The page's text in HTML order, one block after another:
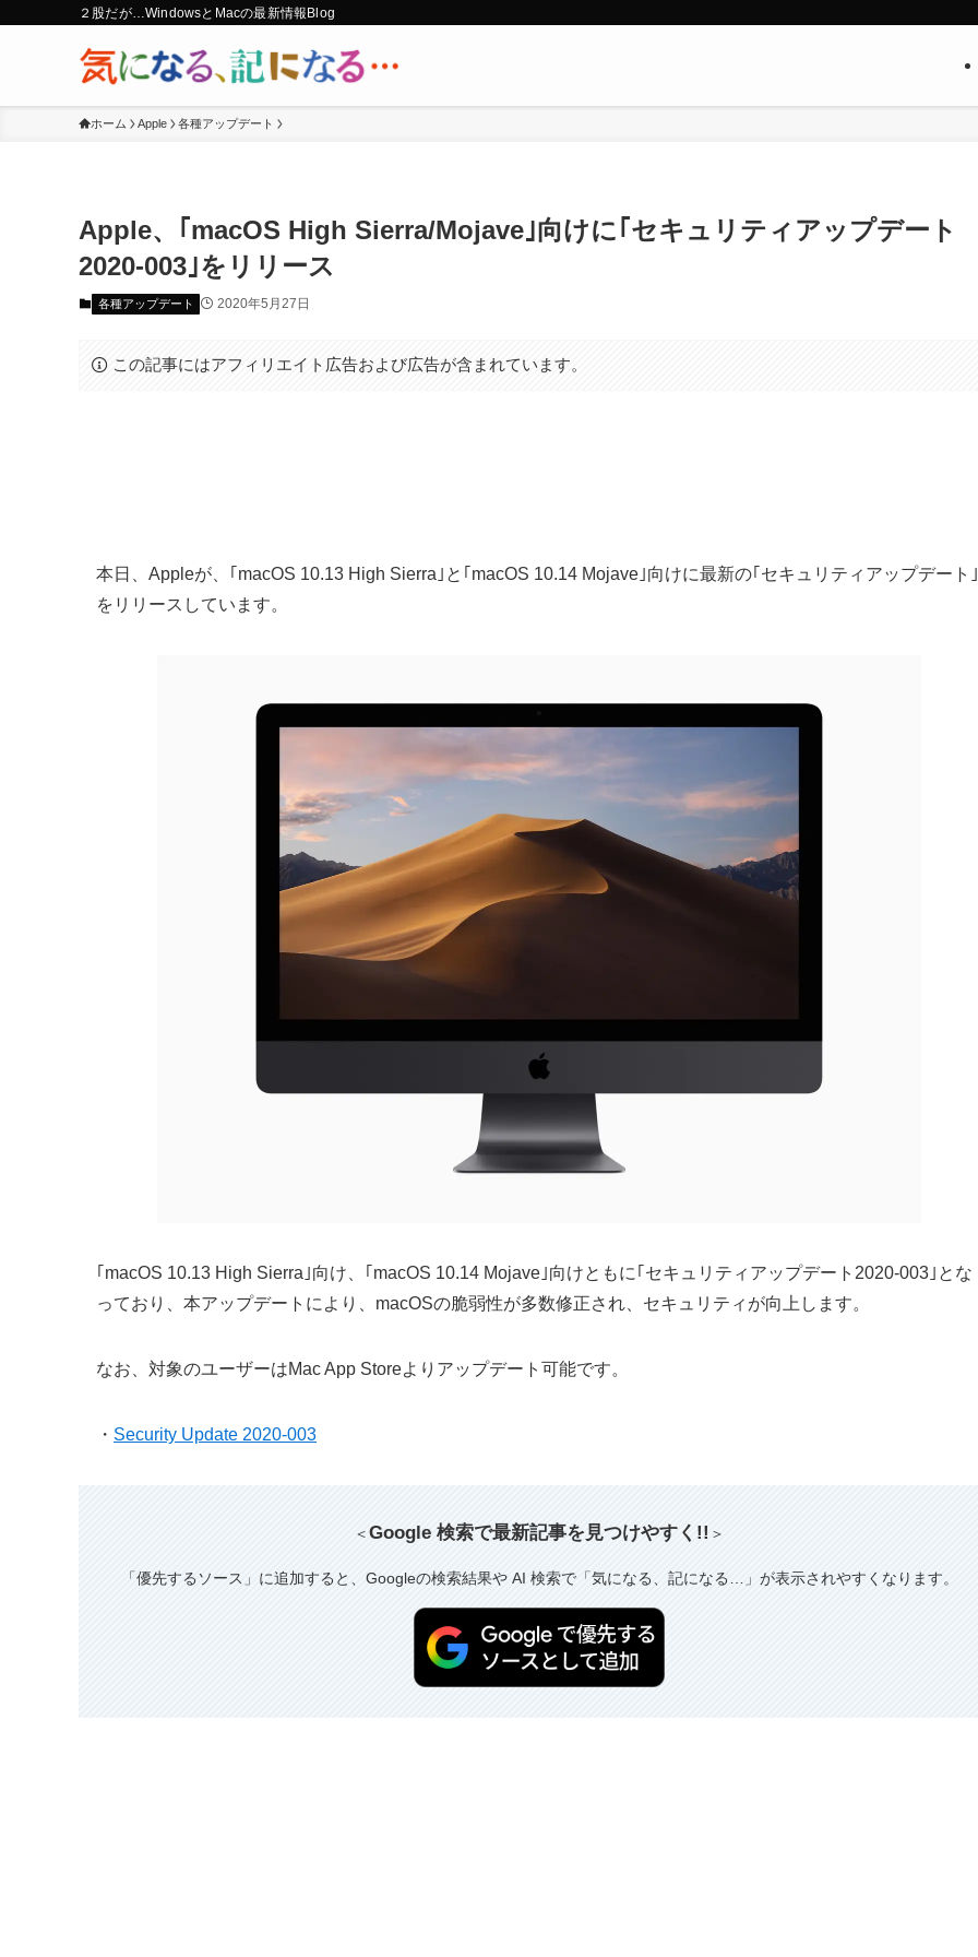
２股だが…WindowsとMacの最新情報Blog
ホーム Apple 各種アップデート
Apple、｢macOS High Sierra/Mojave｣向けに｢セキュリティアップデート
2020-003｣をリリース
各種アップデート 2020年5月27日
この記事にはアフィリエイト広告および広告が含まれています。
本日、Appleが、｢macOS 10.13 High Sierra｣と｢macOS 10.14 Mojave｣向けに最新の｢セキュリティアップデート｣
をリリースしています。
｢macOS 10.13 High Sierra｣向け、｢macOS 10.14 Mojave｣向けともに｢セキュリティアップデート2020-003｣とな
っており、本アップデートにより、macOSの脆弱性が多数修正され、セキュリティが向上します。
なお、対象のユーザーはMac App Storeよりアップデート可能です。
・ Security Update 2020-003
＜Google 検索で最新記事を見つけやすく!! ＞
「優先するソース」に追加すると、Googleの検索結果や AI 検索で「気になる、記になる…」が表示されやすくなります。